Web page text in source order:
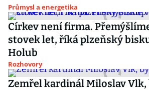
Průmysl a energetika
Církev není firma.
stovek let, říká plzeňský
Holub
Rozhovory
Zemřel kardinál Miloslav